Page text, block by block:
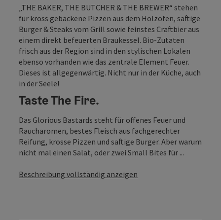
„THE BAKER, THE BUTCHER & THE BREWER“ stehen
für kross gebackene Pizzen aus dem Holzofen, saftige
Burger & Steaks vom Grill sowie feinstes Craftbier aus
einem direkt befeuerten Braukessel. Bio-Zutaten
frisch aus der Region sind in den stylischen Lokalen
ebenso vorhanden wie das zentrale Element Feuer.
Dieses ist allgegenwärtig. Nicht nur in der Küche, auch
in der Seele!
Taste The Fire.
Das Glorious Bastards steht für offenes Feuer und
Raucharomen, bestes Fleisch aus fachgerechter
Reifung, krosse Pizzen und saftige Burger. Aber warum
nicht mal einen Salat, oder zwei Small Bites für ...
Beschreibung vollständig anzeigen